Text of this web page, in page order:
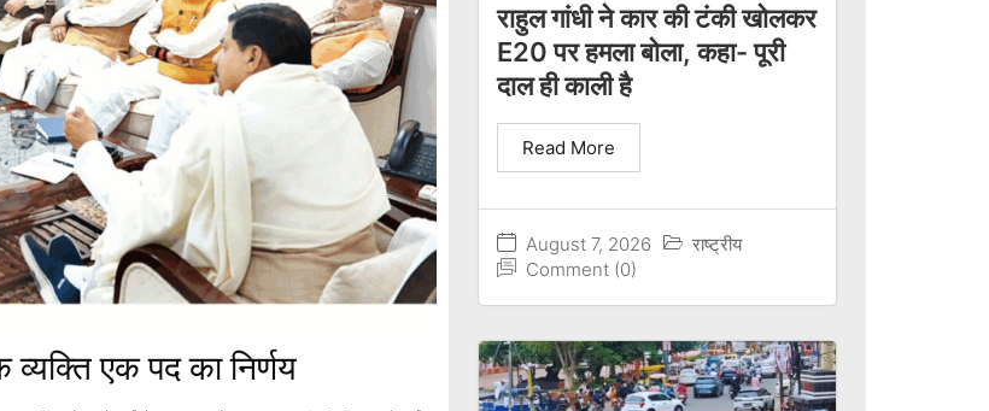
एक पद का निर्णय
राहुल गांधी ने कार की टंकी खोलकर
E20 पर हमला बोला, कहा- पूरी
दाल ही काली है
August 7, 2026
राष्ट्रीय
Comment (0)
Read More